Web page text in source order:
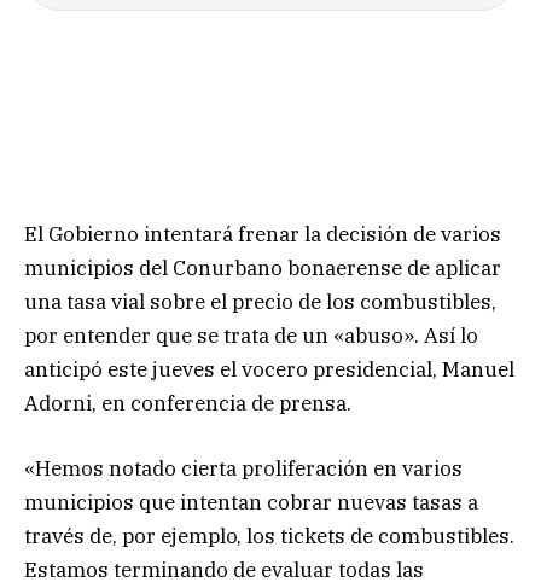
El Gobierno intentará frenar la decisión de varios
municipios del Conurbano bonaerense de aplicar
una tasa vial sobre el precio de los combustibles,
por entender que se trata de un «abuso». Así lo
anticipó este jueves el vocero presidencial, Manuel
Adorni, en conferencia de prensa.
«Hemos notado cierta proliferación en varios
municipios que intentan cobrar nuevas tasas a
través de, por ejemplo, los tickets de combustibles.
Estamos terminando de evaluar todas las